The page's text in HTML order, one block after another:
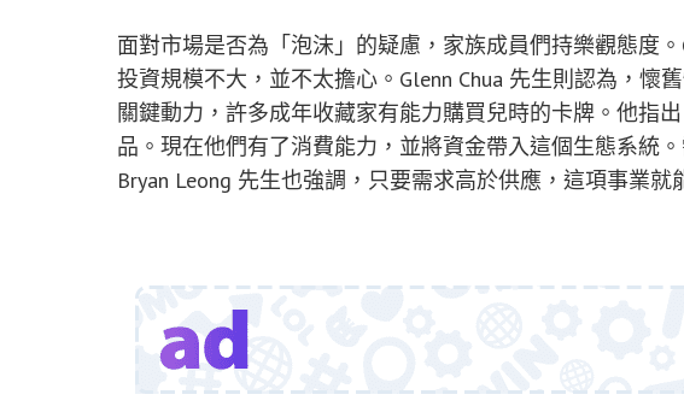
面對市場是否為「泡沫」的疑慮，家族成員們持樂觀態度
投資規模不大，並不太擔心。Glenn Chua 先生則認為，懷
關鍵動力，許多成年收藏家有能力購買兒時的卡牌。他指
品。現在他們有了消費能力，並將資金帶入這個生態系統
Bryan Leong 先生也強調，只要需求高於供應，這項事業就